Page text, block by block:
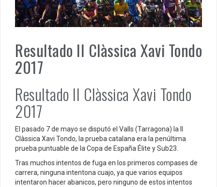
Resultado II Clàssica Xavi Tondo
2017
Resultado II Clàssica Xavi Tondo
2017
El pasado 7 de mayo se disputó el Valls (Tarragona) la II
Clàssica Xavi Tondo, la prueba catalana era la penúltima
prueba puntuable de la Copa de España Élite y Sub23.
Tras muchos intentos de fuga en los primeros compases de
carrera, ninguna intentona cuajo, ya que varios equipos
intentaron hacer abanicos, pero ninguno de estos intentos